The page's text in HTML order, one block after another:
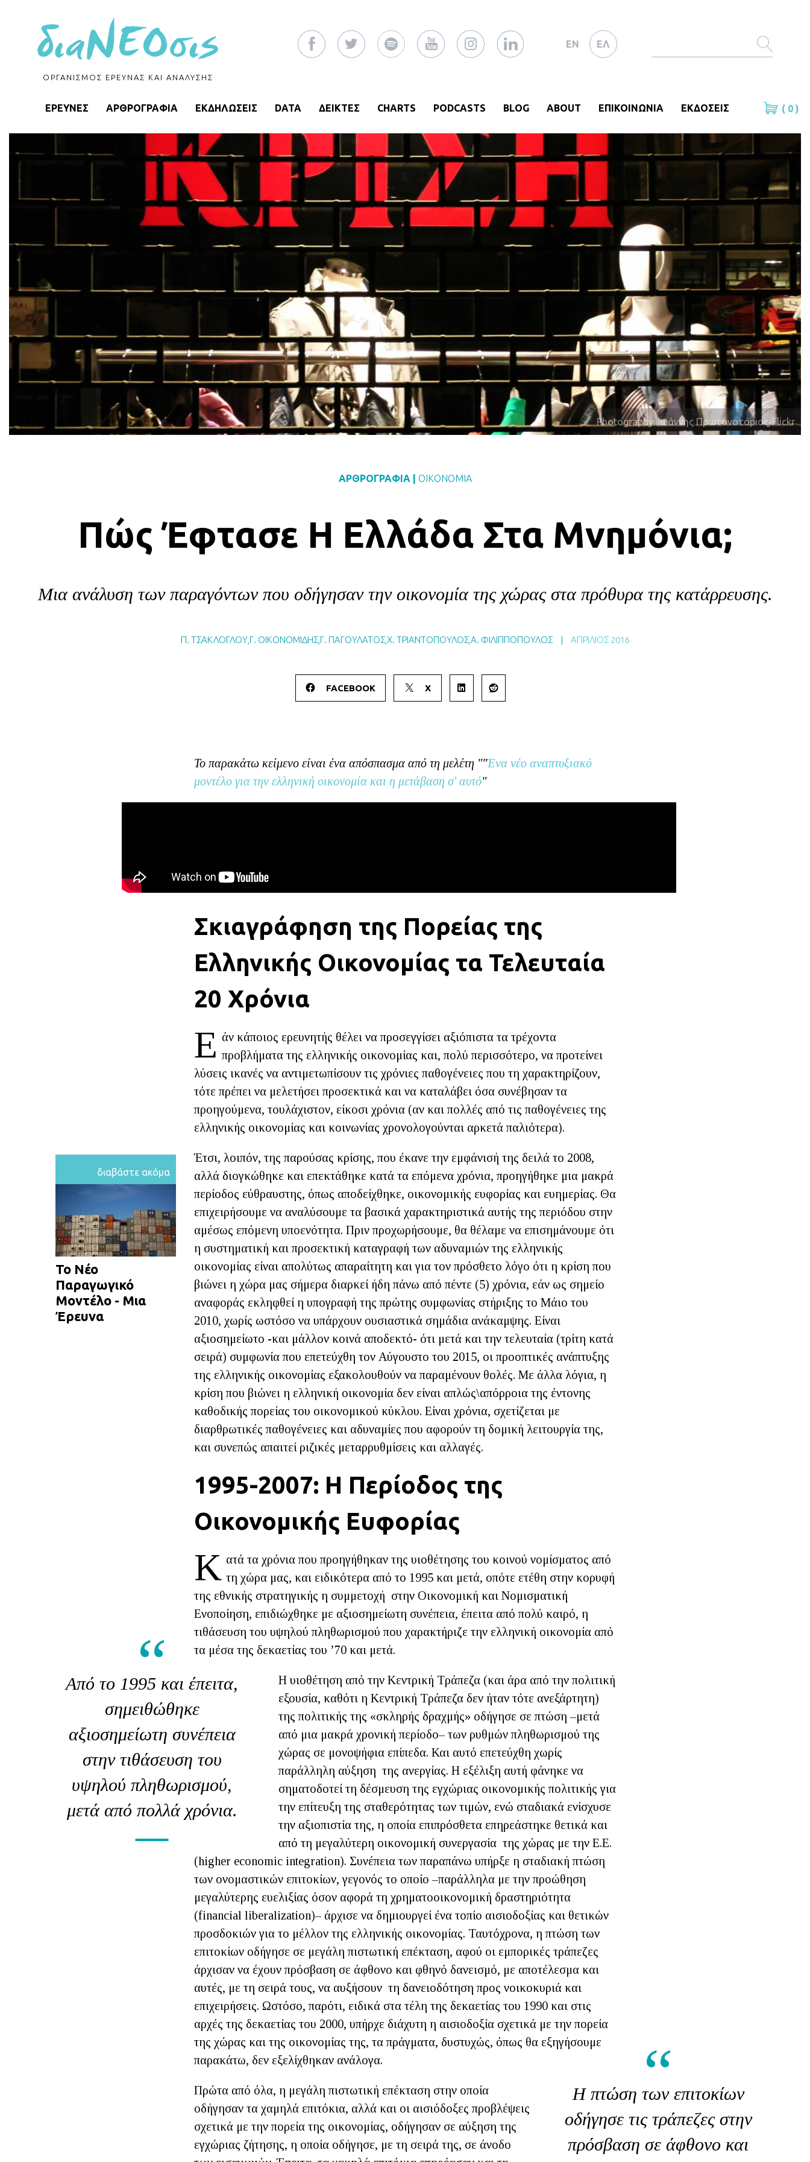
ΟΡΓΑΝΙΣΜΟΣ ΕΡΕΥΝΑΣ ΚΑΙ ΑΝΑΛΥΣΗΣ
EN ΕΛ
ΕΡΕΥΝΕΣ ΑΡΘΡΟΓΡΑΦΙΑ ΕΚΔΗΛΩΣΕΙΣ DATA ΔΕΙΚΤΕΣ CHARTS PODCASTS BLOG ABOUT ΕΠΙΚΟΙΝΩΝΙΑ ΕΚΔΟΣΕΙΣ ( 0 )
Photography: Ιωάννης Πρωτονοτάριος/Flickr
ΑΡΘΡΟΓΡΑΦΙΑ ΟΙΚΟΝΟΜΙΑ
Πώς Έφτασε Η Ελλάδα Στα Μνημόνια;
Μια ανάλυση των παραγόντων που οδήγησαν την οικονομία της χώρας στα πρόθυρα της κατάρρευσης.
Π. ΤΣΑΚΛΟΓΛΟΥ,Γ. ΟΙΚΟΝΟΜΙΔΗΣ,Γ. ΠΑΓΟΥΛΑΤΟΣ,Χ. ΤΡΙΑΝΤΟΠΟΥΛΟΣ,Α. ΦΙΛΙΠΠΟΠΟΥΛΟΣ | ΑΠΡΊΛΙΟΣ 2016
FACEBOOK X
Το παρακάτω κείμενο είναι ένα απόσπασμα από τη μελέτη ""Ένα νέο αναπτυξιακό
μοντέλο για την ελληνική οικονομία και η μετάβαση σ' αυτό"
Σκιαγράφηση της Πορείας της
Ελληνικής Οικονομίας τα Τελευταία
20 Χρόνια
Ε άν κάποιος ερευνητής θέλει να προσεγγίσει αξιόπιστα τα τρέχοντα
προβλήματα της ελληνικής οικονομίας και, πολύ περισσότερο, να προτείνει
λύσεις ικανές να αντιμετωπίσουν τις χρόνιες παθογένειες που τη χαρακτηρίζουν,
τότε πρέπει να μελετήσει προσεκτικά και να καταλάβει όσα συνέβησαν τα
προηγούμενα, τουλάχιστον, είκοσι χρόνια (αν και πολλές από τις παθογένειες της
ελληνικής οικονομίας και κοινωνίας χρονολογούνται αρκετά παλιότερα).
διαβάστε ακόμα
Το Νέο
Παραγωγικό
Μοντέλο - Μια
Έρευνα
Έτσι, λοιπόν, της παρούσας κρίσης, που έκανε την εμφάνισή της δειλά το 2008,
αλλά διογκώθηκε και επεκτάθηκε κατά τα επόμενα χρόνια, προηγήθηκε μια μακρά
περίοδος εύθραυστης, όπως αποδείχθηκε, οικονομικής ευφορίας και ευημερίας. Θα
επιχειρήσουμε να αναλύσουμε τα βασικά χαρακτηριστικά αυτής της περιόδου στην
αμέσως επόμενη υποενότητα. Πριν προχωρήσουμε, θα θέλαμε να επισημάνουμε ότι
η συστηματική και προσεκτική καταγραφή των αδυναμιών της ελληνικής
οικονομίας είναι απολύτως απαραίτητη και για τον πρόσθετο λόγο ότι η κρίση που
βιώνει η χώρα μας σήμερα διαρκεί ήδη πάνω από πέντε (5) χρόνια, εάν ως σημείο
αναφοράς εκληφθεί η υπογραφή της πρώτης συμφωνίας στήριξης το Μάιο του
2010, χωρίς ωστόσο να υπάρχουν ουσιαστικά σημάδια ανάκαμψης. Είναι
αξιοσημείωτο -και μάλλον κοινά αποδεκτό- ότι μετά και την τελευταία (τρίτη κατά
σειρά) συμφωνία που επετεύχθη τον Αύγουστο του 2015, οι προοπτικές ανάπτυξης
της ελληνικής οικονομίας εξακολουθούν να παραμένουν θολές. Με άλλα λόγια, η
κρίση που βιώνει η ελληνική οικονομία δεν είναι απλώς\απόρροια της έντονης
καθοδικής πορείας του οικονομικού κύκλου. Είναι χρόνια, σχετίζεται με
διαρθρωτικές παθογένειες και αδυναμίες που αφορούν τη δομική λειτουργία της,
και συνεπώς απαιτεί ριζικές μεταρρυθμίσεις και αλλαγές.
1995-2007: Η Περίοδος της
Οικονομικής Ευφορίας
Κ ατά τα χρόνια που προηγήθηκαν της υιοθέτησης του κοινού νομίσματος από
τη χώρα μας, και ειδικότερα από το 1995 και μετά, οπότε ετέθη στην κορυφή
της εθνικής στρατηγικής η συμμετοχή στην Οικονομική και Νομισματική
Ενοποίηση, επιδιώχθηκε με αξιοσημείωτη συνέπεια, έπειτα από πολύ καιρό, η
τιθάσευση του υψηλού πληθωρισμού που χαρακτήριζε την ελληνική οικονομία από
τα μέσα της δεκαετίας του ’70 και μετά.
Από το 1995 και έπειτα,
σημειθώθηκε
αξιοσημείωτη συνέπεια
στην τιθάσευση του
υψηλού πληθωρισμού,
μετά από πολλά χρόνια.
Η υιοθέτηση από την Κεντρική Τράπεζα (και άρα από την πολιτική
εξουσία, καθότι η Κεντρική Τράπεζα δεν ήταν τότε ανεξάρτητη)
της πολιτικής της «σκληρής δραχμής» οδήγησε σε πτώση –μετά
από μια μακρά χρονική περίοδο– των ρυθμών πληθωρισμού της
χώρας σε μονοψήφια επίπεδα. Και αυτό επετεύχθη χωρίς
παράλληλη αύξηση της ανεργίας. Η εξέλιξη αυτή φάνηκε να
σηματοδοτεί τη δέσμευση της εγχώριας οικονομικής πολιτικής για
την επίτευξη της σταθερότητας των τιμών, ενώ σταδιακά ενίσχυσε
την αξιοπιστία της, η οποία επιπρόσθετα επηρεάστηκε θετικά και
από τη μεγαλύτερη οικονομική συνεργασία της χώρας με την Ε.Ε.
(higher economic integration). Συνέπεια των παραπάνω υπήρξε η σταδιακή πτώση
των ονομαστικών επιτοκίων, γεγονός το οποίο –παράλληλα με την προώθηση
μεγαλύτερης ευελιξίας όσον αφορά τη χρηματοοικονομική δραστηριότητα
(financial liberalization)– άρχισε να δημιουργεί ένα τοπίο αισιοδοξίας και θετικών
προσδοκιών για το μέλλον της ελληνικής οικονομίας. Ταυτόχρονα, η πτώση των
επιτοκίων οδήγησε σε μεγάλη πιστωτική επέκταση, αφού οι εμπορικές τράπεζες
άρχισαν να έχουν πρόσβαση σε άφθονο και φθηνό δανεισμό, με αποτέλεσμα και
αυτές, με τη σειρά τους, να αυξήσουν τη δανειοδότηση προς νοικοκυριά και
επιχειρήσεις. Ωστόσο, παρότι, ειδικά στα τέλη της δεκαετίας του 1990 και στις
αρχές της δεκαετίας του 2000, υπήρχε διάχυτη η αισιοδοξία σχετικά με την πορεία
της χώρας και της οικονομίας της, τα πράγματα, δυστυχώς, όπως θα εξηγήσουμε
παρακάτω, δεν εξελίχθηκαν ανάλογα.
Η πτώση των επιτοκίων
οδήγησε τις τράπεζες στην
πρόσβαση σε άφθονο και
Πρώτα από όλα, η μεγάλη πιστωτική επέκταση στην οποία
οδήγησαν τα χαμηλά επιτόκια, αλλά και οι αισιόδοξες προβλέψεις
σχετικά με την πορεία της οικονομίας, οδήγησαν σε αύξηση της
εγχώριας ζήτησης, η οποία οδήγησε, με τη σειρά της, σε άνοδο